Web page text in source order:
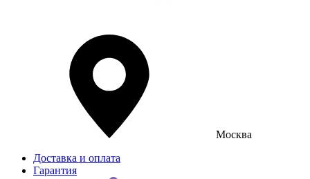
Москва
Доставка и оплата
Гарантия